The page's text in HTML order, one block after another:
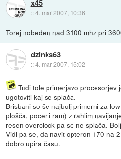
x45
::4. mar 2007, 10:36
Torej nobeden nad 3100 mhz pri
dzinks63
::4. mar 2007, 15:02
Tudi toleprimerjavo procesorjev
ugotoviti kaj se splača.
Brisbani so še najbolj primerni za
plošča, poceni ram) z rahlim
resen overclock pa se ne splača.
Vidi pa se, da navit opteron 170 na
dobro upira času.